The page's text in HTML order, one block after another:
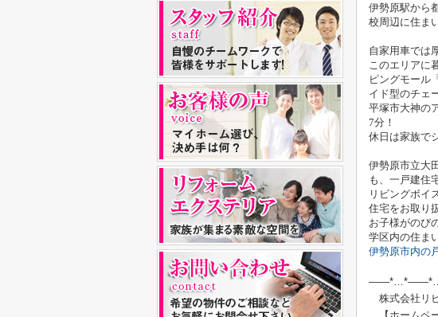
伊勢原駅から
校周辺に住ま
自家用車では
このエリアに
ピングモール
イド型のチェ
平塚市大神の
7分！
休日は家族で
伊勢原市立大
も、一戸建住
リビングボイ
住宅をお取り
お子様がのび
学区内の住ま
伊勢原市内の
株式会社リ
【ホームペー